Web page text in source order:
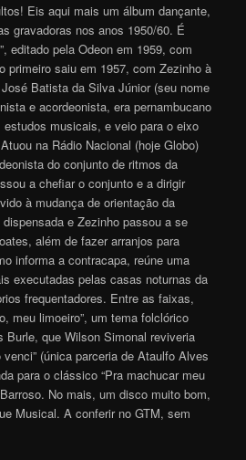
Eis aqui mais um álbum dançante,
gravadoras nos anos 1950/60. É
editado pela Odeon em 1959, com
primeiro saiu em 1957, com Zezinho à
Batista da Silva Júnior (seu nome
e acordeonista, era pernambucano
musicais, e veio para o eixo
na Rádio Nacional (hoje Globo)
do conjunto de ritmos da
a chefiar o conjunto e a dirigir
à mudança de orientação da
e Zezinho passou a se
além de fazer arranjos para
informa a contracapa, reúne uma
executadas pelas casas noturnas da
frequentadores. Entre as faixas,
meu limoeiro”, um tema folclórico
Burle, que Wilson Simonal reviveria
(única parceria de Ataulfo Alves
para o clássico “Pra machucar meu
No mais, um disco muito bom,
Musical. A conferir no GTM, sem